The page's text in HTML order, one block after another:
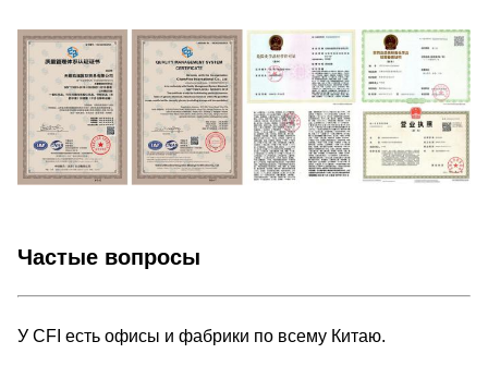
Частые вопросы
У CFI есть офисы и фабрики по всему Китаю.